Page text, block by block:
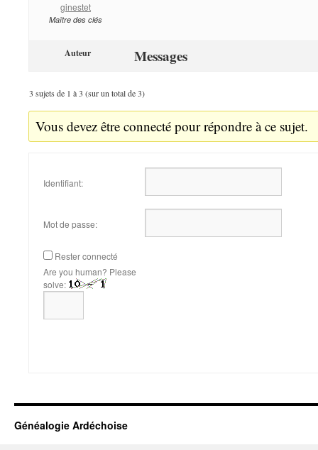
ginestet
Maître des clés
Auteur Messages
3 sujets de 1 à 3 (sur un total de 3)
Vous devez être connecté pour répondre à ce sujet.
Identifiant:
Mot de passe:
Rester connecté
Are you human? Please
solve:
Généalogie Ardéchoise